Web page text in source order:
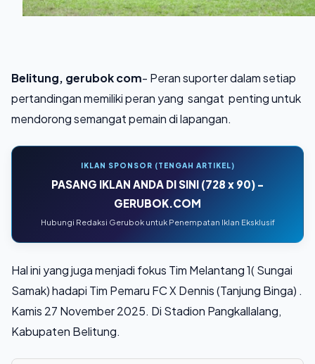
Belitung, gerubok com- Peran suporter dalam setiap
pertandingan memiliki peran yang sangat penting untuk
mendorong semangat pemain di lapangan.
IKLAN SPONSOR (TENGAH ARTIKEL)
PASANG IKLAN ANDA DI SINI (728 x 90) -
GERUBOK.COM
Hubungi Redaksi Gerubok untuk Penempatan Iklan Eksklusif
Hal ini yang juga menjadi fokus Tim Melantang 1( Sungai
Samak) hadapi Tim Pemaru FC X Dennis (Tanjung Binga) .
Kamis 27 November 2025. Di Stadion Pangkallalang,
Kabupaten Belitung.